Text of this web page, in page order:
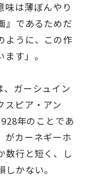
味は薄ぼんやり
』であるためだ
ように、この作
す」。
ガーシュイン
スピア・アン
年のことであ
がカーネギーホ
数行と短く、し
かない。